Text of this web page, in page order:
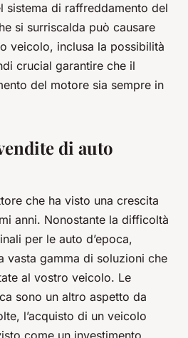
sistema di raffreddamento del
si surriscalda può causare
veicolo, inclusa la possibilità
crucial garantire che il
del motore sia sempre in
di auto
che ha visto una crescita
anni. Nonostante la difficoltà
per le auto d’epoca,
vasta gamma di soluzioni che
al vostro veicolo. Le
sono un altro aspetto da
l’acquisto di un veicolo